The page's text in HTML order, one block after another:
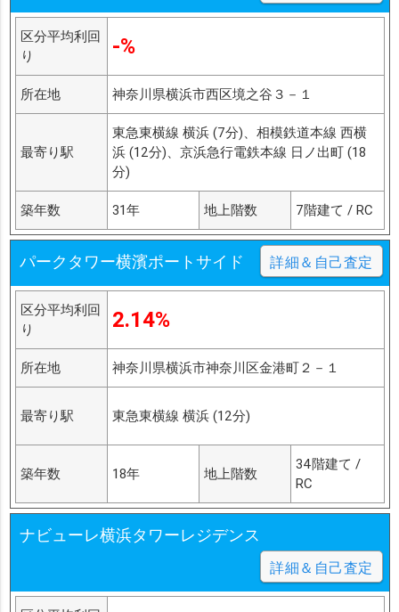
区分平均利回
り
-%
所在地 神奈川県横浜市西区境之谷３－１
最寄り駅
東急東横線 横浜 (7分)、相模鉄道本線 西横
浜 (12分)、京浜急行電鉄本線 日ノ出町 (18
分)
築年数 31年 地上階数 7階建て / RC
パークタワー横濱ポートサイド 詳細＆自己査定
区分平均利回
り
2.14%
所在地 神奈川県横浜市神奈川区金港町２－１
最寄り駅 東急東横線 横浜 (12分)
築年数 18年 地上階数
34階建て /
RC
ナビューレ横浜タワーレジデンス
詳細＆自己査定